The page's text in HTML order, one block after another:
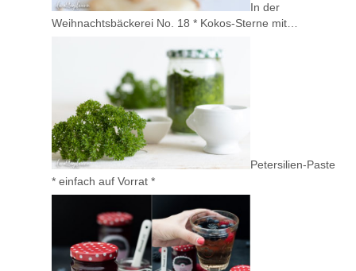
In der
Weihnachtsbäckerei No. 18 * Kokos-Sterne mit…
Petersilien-Paste
* einfach auf Vorrat *